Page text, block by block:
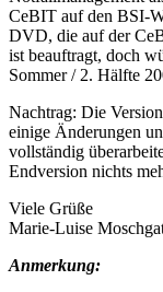
CeBIT auf den BSI-
DVD, die auf der
ist beauftragt, doch
Sommer / 2. Hälfte
Nachtrag: Die
einige Änderungen
vollständig
Endversion nichts
Viele Grüße
Marie-Luise
Anmerkung: